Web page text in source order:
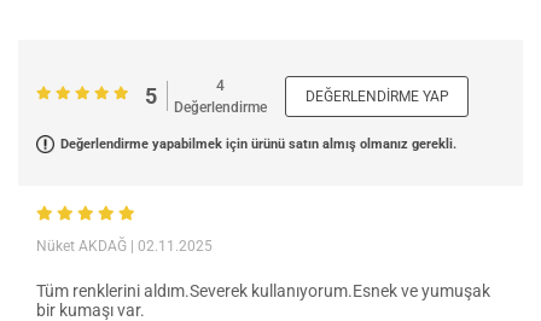
5
4
Değerlendirme
DEĞERLENDIRME YAP
Değerlendirme yapabilmek için ürünü satın almış olmanız gerekli.
Nüket AKDAĞ | 02.11.2025
Tüm renklerini aldım.Severek kullanıyorum.Esnek ve yumuşak
bir kumaşı var.